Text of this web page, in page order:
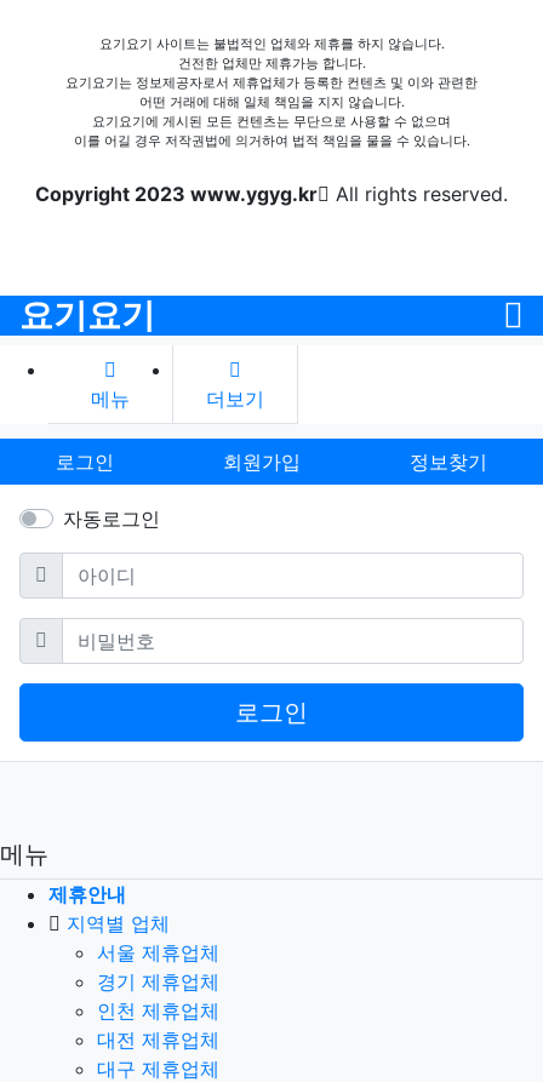
요기요기 사이트는 불법적인 업체와 제휴를 하지 않습니다.
건전한 업체만 제휴가능 합니다.
요기요기는 정보제공자로서 제휴업체가 등록한 컨텐츠 및 이와 관련한
어떤 거래에 대해 일체 책임을 지지 않습니다.
요기요기에 게시된 모든 컨텐츠는 무단으로 사용할 수 없으며
이를 어길 경우 저작권법에 의거하여 법적 책임을 물을 수 있습니다.
Copyright 2023 www.ygyg.kr All rights reserved.
요기요기
메뉴 더보기
로그인 회원가입 정보찾기
자동로그인
아이디
필수
비밀번호필수
로그인
메뉴
제휴안내
지역별 업체
서울 제휴업체
경기 제휴업체
인천 제휴업체
대전 제휴업체
대구 제휴업체